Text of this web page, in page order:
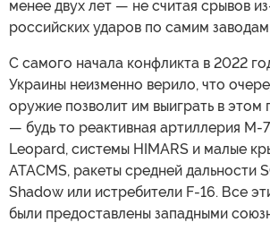
менее двух лет — не считая срывов
российских ударов по самим заводам.
С самого начала конфликта в 2022
Украины неизменно верило, что
оружие позволит им выиграть в этом
— будь то реактивная артиллерия M-
Leopard, системы HIMARS и малые
ATACMS, ракеты средней дальности
Shadow или истребители F-16. Все
были предоставлены западными